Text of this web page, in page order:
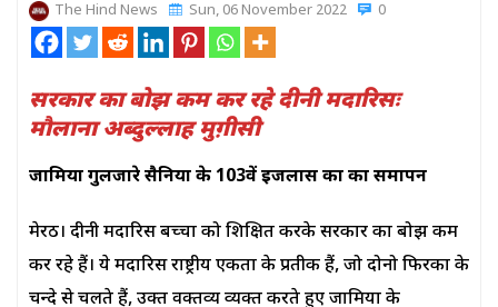
The Hind News Sun, 06 November 2022 0
सरकार का बोझ कम कर रहे दीनी मदारिसः
मौलाना अब्दुल्लाह मुग़ीसी
जामिया गुलजारे हुसैनिया के 103वें इजलास का का समापन
मेरठ। दीनी मदारिस बच्चों को शिक्षित करके सरकार का बोझ कम
कर रहे हैं। ये मदारिस राष्ट्रीय एकता के प्रतीक हैं, जो दोनो फिरकों के
चन्दे से चलते हैं, उक्त वक्तव्य व्यक्त करते हुए जामिया के